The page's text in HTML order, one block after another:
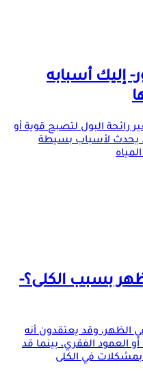
إليك أسبابه
البول لتصبح قوية أو
يحدث لأسباب بسيطة
بسبب الكلى؟-
وقد يعتقدون أنه
العمود الفقري، بينما قد
بمشكلات في الكلى